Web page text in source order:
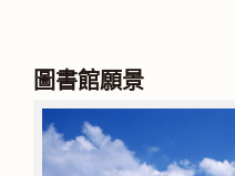
圖書館願景